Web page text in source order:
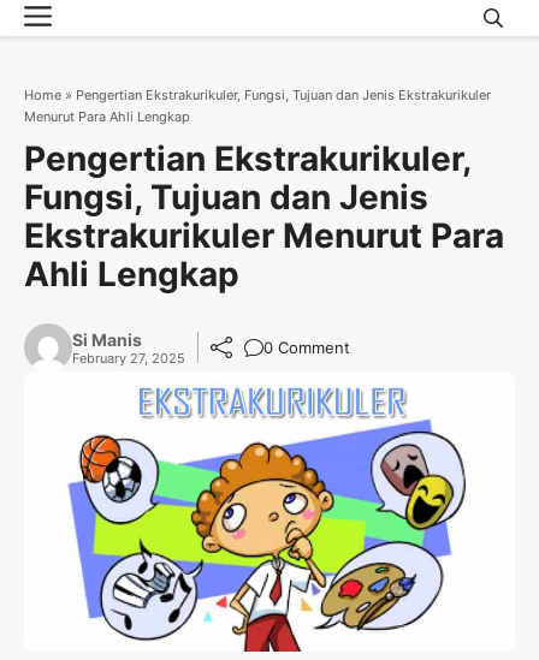
Skip
to
Menu
Home » Pengertian Ekstrakurikuler, Fungsi, Tujuan dan Jenis Ekstrakurikuler
Menurut Para Ahli Lengkap
Pengertian Ekstrakurikuler,
Fungsi, Tujuan dan Jenis
Ekstrakurikuler Menurut Para
Ahli Lengkap
Si Manis
February 27, 2025
0 Comment